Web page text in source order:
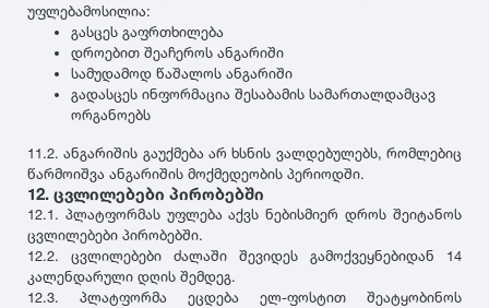
უფლებამოსილია:
გასცეს გაფრთხილება
დროებით შეაჩეროს ანგარიში
სამუდამოდ წაშალოს ანგარიში
გადასცეს ინფორმაცია შესაბამის სამართალდამცავ
ორგანოებს
11.2. ანგარიშის გაუქმება არ ხსნის ვალდებულებს, რომლებიც
წარმოიშვა ანგარიშის მოქმედეობის პერიოდში.
12. ცვლილებები პირობებში
12.1. პლატფორმას უფლება აქვს ნებისმიერ დროს შეიტანოს
ცვლილებები პირობებში.
12.2. ცვლილებები ძალაში შევიდეს გამოქვეყნებიდან 14
კალენდარული დღის შემდეგ.
12.3. პლატფორმა ეცდება ელ-ფოსტით შეატყობინოს